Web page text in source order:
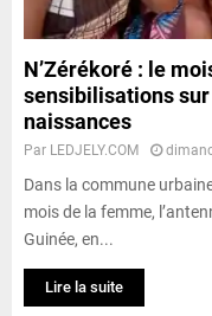
N’Zérékoré : le
sensibilisations
naissances
Par LEDJELY.COM
Dans la commune
mois de la femme,
Guinée, en...
Lire la suite